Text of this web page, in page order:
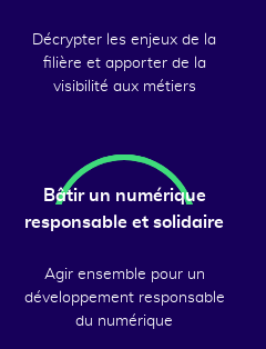
Décrypter les enjeux de la
filière et apporter de la
visibilité aux métiers
Bâtir un numérique
responsable et solidaire
Agir ensemble pour un
développement responsable
du numérique